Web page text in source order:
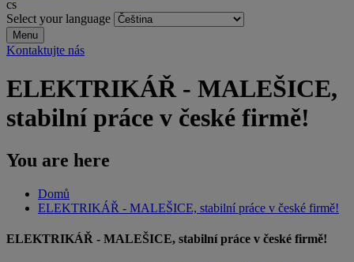
cs
Select your language
Menu
Kontaktujte nás
ELEKTRIKÁŘ - MALEŠICE,
stabilní práce v české firmě!
You are here
Domů
ELEKTRIKÁŘ - MALEŠICE, stabilní práce v české firmě!
ELEKTRIKÁŘ - MALEŠICE, stabilní práce v české firmě!